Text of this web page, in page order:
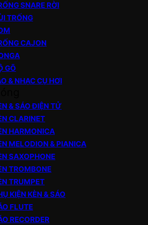
SNARE RỜI
TRỐNG
CAJON
GÕ
& NHẠC CỤ HƠI
& SÁO ĐIỆN TỬ
CLARINET
HARMONICA
MELODION & PIANICA
SAXOPHONE
TROMBONE
TRUMPET
KIỆN KÈN & SÁO
FLUTE
RECORDER